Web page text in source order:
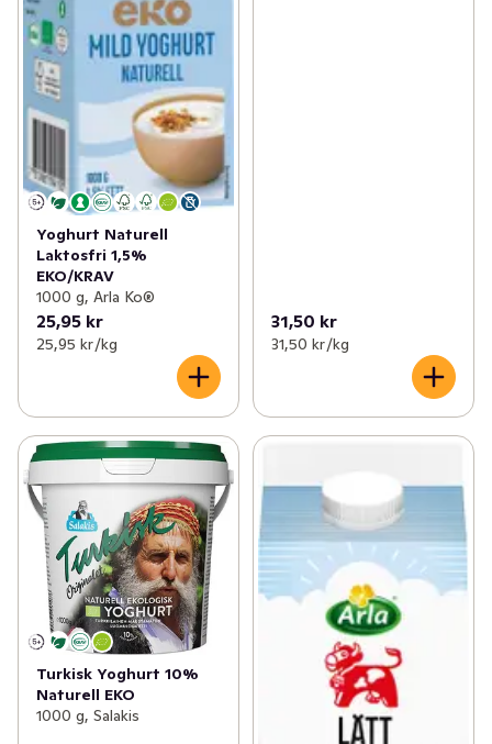
Yoghurt Naturell
Laktosfri 1,5%
EKO/KRAV
1000 g, Arla Ko®
25,95 kr
25,95 kr /kg
31,50 kr
31,50 kr /kg
Turkisk Yoghurt 10%
Naturell EKO
1000 g, Salakis